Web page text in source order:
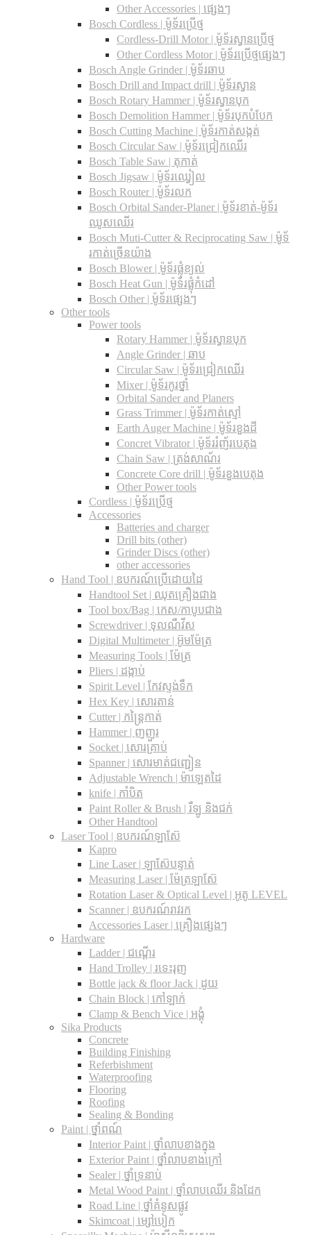
Other Accessories | ផ្សេងៗ
Bosch Cordless | ម៉ូទ័រប្រើថ្ម
Cordless-Drill Motor | ម៉ូទ័រស្វានប្រើថ្ម
Other Cordless Motor | ម៉ូទ័រប្រើថ្មផ្សេងៗ
Bosch Angle Grinder | ម៉ូទ័រឆាប
Bosch Drill and Impact drill | ម៉ូទ័រស្វាន
Bosch Rotary Hammer | ម៉ូទ័រស្វានបុក
Bosch Demolition Hammer | ម៉ូទ័របុកបំបែក
Bosch Cutting Machine | ម៉ូទ័រកាត់សង្កត់
Bosch Circular Saw | ម៉ូទ័រជ្រៀកឈើរ
Bosch Table Saw | តុកាត់
Bosch Jigsaw | ម៉ូទ័រឈ្វៀល
Bosch Router | ម៉ូទ័រលក
Bosch Orbital Sander-Planer​ | ម៉ូទ័រខាត់-ម៉ូទ័រ
ឈូសឈើរ
Bosch Muti-Cutter & Reciprocating Saw​ | ម៉ូទ័
រកាត់ច្រើនយ៉ាង
Bosch Blower | ម៉ូទ័រផ្លុំខ្យល់
Bosch Heat Gun | ម៉ូទ័រផ្លុំកំដៅ
Bosch Other | ម៉ូទ័រផ្សេងៗ
Other tools
Power tools
Rotary Hammer | ម៉ូទ័រស្វានបុក
Angle Grinder | ឆាប
Circular Saw​ | ម៉ូទ័រជ្រៀកឈើរ
Mixer | ម៉ូទ័រកូរថ្នាំ
Orbital Sander and Planers
Grass Trimmer | ម៉ូទ័រកាត់ស្មៅ
Earth Auger Machine | ម៉ូទ័រខួងដី
Concret Vibrator | ម៉ូទ័ររំញ័របេតុង
Chain Saw | ត្រង់សាណ័រ
Concrete Core drill | ម៉ូទ័រខួងបេតុង
Other Power tools
Cordless​ | ម៉ូទ័រប្រើថ្ម
Accessories
Batteries and charger
Drill bits (other)
Grinder Discs (other)
other accessories
Hand Tool | ឧបករណ៍ប្រើដោយដៃ
Handtool Set | ឈុតគ្រឿងជាង
Tool box/Bag | កេស/កាបូបជាង
Screwdriver | ទុលណឺវីស
Digital Multimeter | អ៊ូមម៉ែត្រ
Measuring Tools | ម៉ែត្រ
Pliers | ដង្កាប់
Spirit Level | កែវស្ទង់ទឹក
Hex Key | សោរតាន់
Cutter | កន្រ្តៃកាត់
Hammer | ញញួរ
Socket | សោរគ្រាប់
Spanner |​ សោរមាត់ជញ្ជៀន
Adjustable Wrench |​ ម៉ាឡេតដៃ
knife | កាំបិត
Paint Roller & Brush | រឺឡូ និងជក់
Other Handtool
Laser Tool | ឧបករណ៍ឡាស៊ែ
Kapro
Line Laser | ឡាស៊ែបន្ទាត់
Measuring Laser | ម៉ែត្រឡាស៊ែ
Rotation Laser & Optical Level | អូតូ LEVEL
Scanner | ឧបករណ៍រាវរក
Accessories Laser | គ្រឿងផ្សេងៗ
Hardware
Ladder | ជណ្តើរ
Hand Trolley | រទេះរុញ
Bottle jack & floor Jack​ | ដូយ
Chain Block | កៅឡាក់
Clamp & Bench Vice | អង្គុំ
Sika Products
Concrete
Building Finishing
Referbishment
Waterproofing
Flooring
Roofing
Sealing & Bonding
Paint | ថ្នាំពណ៍
Interior Paint | ថ្នាំលាបខាងក្នុង
Exterior Paint | ថ្នាំលាបខាងក្រៅ
Sealer | ថ្នាំទ្រនាប់
Metal Wood Paint | ថ្នាំលាបឈើរ និងដែក
Road Line | ថ្នាំគំនូសផ្លូវ
Skimcoat | ម្សៅបៀក